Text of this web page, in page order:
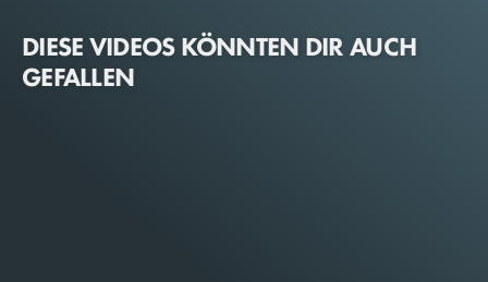
DIESE VIDEOS KÖNNTEN DIR AUCH
GEFALLEN